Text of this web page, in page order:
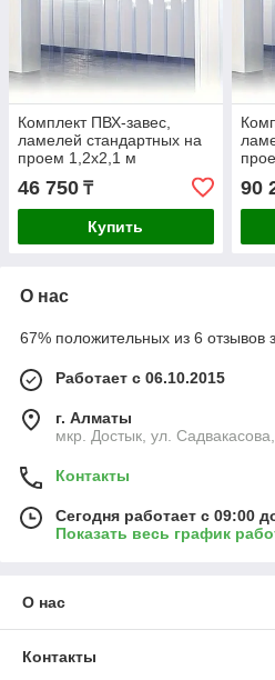
Комплект ПВХ-завес,
ламелей стандартных на
проем 1,2x2,1 м
46 750 ₸
Купить
90
О нас
67% положительных из 6 отзывов
Работает с 06.10.2015
г. Алматы
мкр. Достык, ул.
Контакты
Сегодня работает с 09:00
Показать весь график
О нас
Контакты